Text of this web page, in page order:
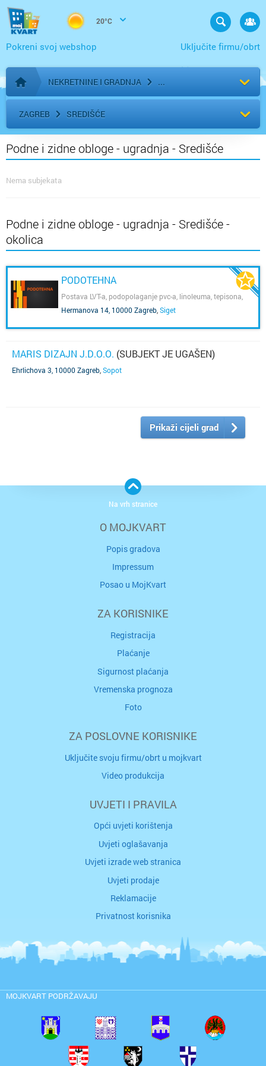
20°C
Uključite firmu/obrt
Pokreni svoj webshop
Početna stranica
NEKRETNINE I GRADNJA
ZAGREB SREDIŠĆE
Podne i zidne obloge - ugradnja - Središće
Nema subjekata
Podne i zidne obloge - ugradnja - Središće -
okolica
PODOTEHNA
Postava LVT-a, podopolaganje pvc-a, linoleuma, tepisona,
tepison kocki i niveliranje masom za izravnavanje
Hermanova 14, 10000 Zagreb Siget
MARIS DIZAJN J.D.O.O. (SUBJEKT JE UGAŠEN)
Ehrlichova 3, 10000 Zagreb Sopot
Prikaži cijeli grad
O MOJKVART
Popis gradova
Impressum
Posao u MojKvart
ZA KORISNIKE
Registracija
Plaćanje
Sigurnost plaćanja
Vremenska prognoza
Foto
ZA POSLOVNE KORISNIKE
Uključite svoju firmu/obrt u mojkvart
Video produkcija
UVJETI I PRAVILA
Opći uvjeti korištenja
Uvjeti oglašavanja
Uvjeti izrade web stranica
Uvjeti prodaje
Reklamacije
Privatnost korisnika
MOJKVART PODRŽAVAJU
Na vrh stranice